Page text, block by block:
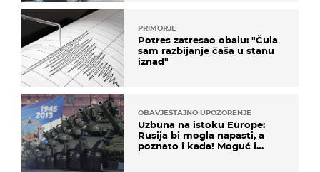
PRIMORJE
Potres zatresao obalu: "Čula
sam razbijanje čaša u stanu
iznad"
OBAVJEŠTAJNO UPOZORENJE
Uzbuna na istoku Europe:
Rusija bi mogla napasti, a
poznato i kada! Moguć i